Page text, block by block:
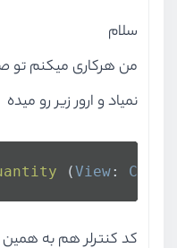
سلام
نمیاد و ارور زیر رو میده
(View: C
کد کنترلر هم به